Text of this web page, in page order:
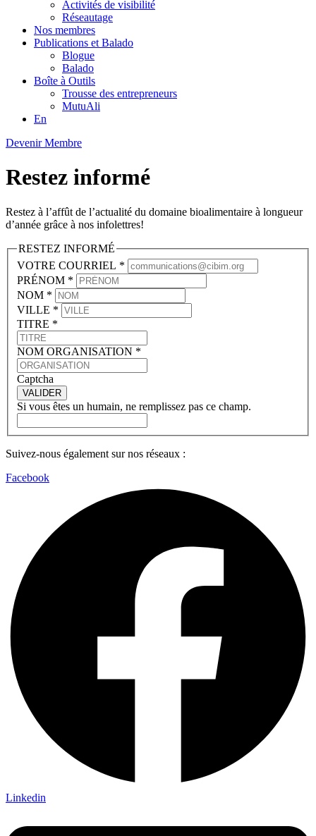
Activités de visibilité
Réseautage
Nos membres
Publications et Balado
Blogue
Balado
Boîte à Outils
Trousse des entrepreneurs
MutuAli
En
Devenir Membre
Restez informé
Restez à l’affût de l’actualité du domaine bioalimentaire à longueur
d’année grâce à nos infolettres!
RESTEZ INFORMÉ
VOTRE COURRIEL *
PRÉNOM *
NOM *
VILLE *
TITRE *
NOM ORGANISATION *
Captcha
VALIDER
Si vous êtes un humain, ne remplissez pas ce champ.
Suivez-nous également sur nos réseaux :
Facebook
Linkedin